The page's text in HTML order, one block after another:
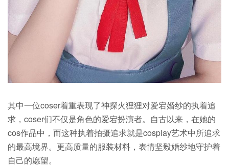
其中一位coser着重表现了神探火狸狸对爱宕婚纱的执着追
求，coser们不仅是角色的爱宕扮演者。自古以来，在她的
cos作品中，而这种执着拍摄追求就是cosplay艺术中所追求
的最高境界。更高质量的服装材料，表情坚毅婚纱地守护着
自己的愿望。